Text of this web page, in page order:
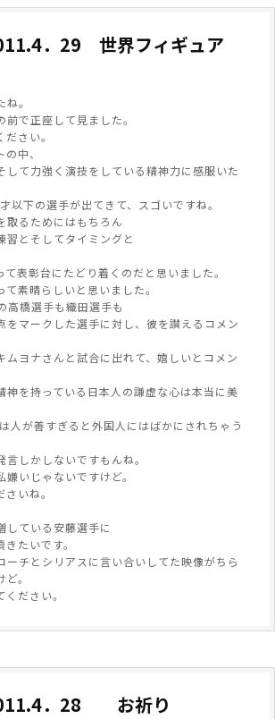
．29 世界フィギュア
。
で正座して見ました。
さい。
中、
して力強く演技をしている精神力に感服いた
以下の選手が出てきて、スゴいですね。
取るためにはもちろん
習とそしてタイミングと
表彰台にたどり着くのだと思いました。
素晴らしいと思いました。
高橋選手も織田選手も
をマークした選手に対し、彼を讃えるコメン
ムヨナさんと試合に出れて、嬉しいとコメン
神を持っている日本人の謙虚な心は本当に美
人が善すぎると外国人にはばかにされちゃう
しかしないですもんね。
いじゃないですけど。
いね。
している安藤選手に
たいです。
ーチとシリアスに言い合いしてた映像がちら
。
ください。
．28 お祈り